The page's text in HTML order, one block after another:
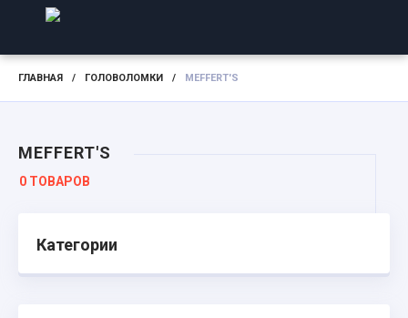
ГЛАВНАЯ / ГОЛОВОЛОМКИ / MEFFERT'S
MEFFERT'S
0 ТОВАРОВ
Категории